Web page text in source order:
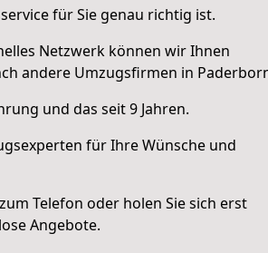
für Sie genau richtig ist.
Netzwerk können wir Ihnen
andere Umzugsfirmen in
und das seit 9 Jahren.
für Ihre Wünsche und
Telefon oder holen Sie sich erst
Angebote.